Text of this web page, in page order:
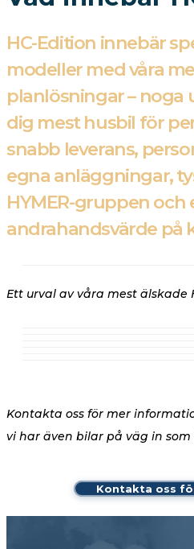
HC-Edition innebär
modeller med våra
planlösningar – noga
dig mest husbil för
snabb leverans,
egna anläggningar,
HYMER-gruppen och
andrahandsvärde på
Ett urval av våra mest älskade
Kontakta oss för mer
vi har även bilar på väg in
Kontakta oss